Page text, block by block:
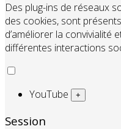
Des plug-ins de réseaux
des cookies, sont
d’améliorer la convivialité
différentes interactions
YouTube +
Session